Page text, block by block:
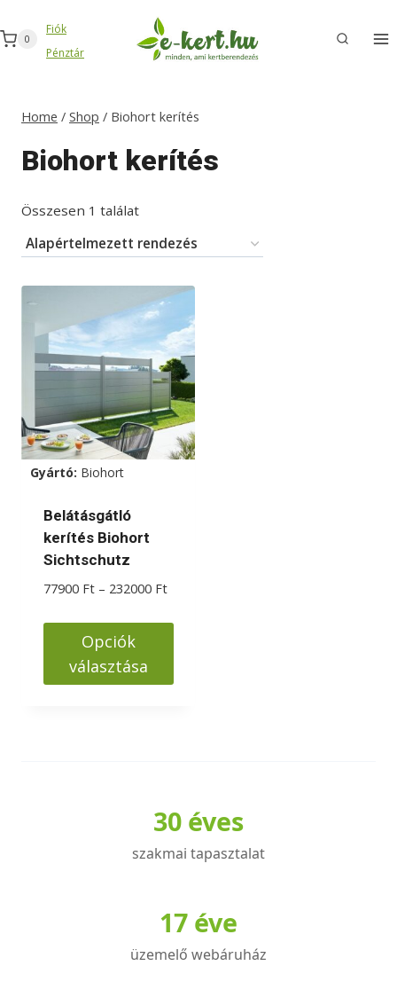
to
content
0
Fiók
Pénztár
Home / Shop / Biohort kerítés
Biohort kerítés
Összesen 1 találat
Gyártó: Biohort
Belátásgátló
kerítés Biohort
Sichtschutz
77900 Ft – 232000 FtÁrtartomány:
-
Opciók
választása
30 éves
szakmai tapasztalat
17 éve
üzemelő webáruház